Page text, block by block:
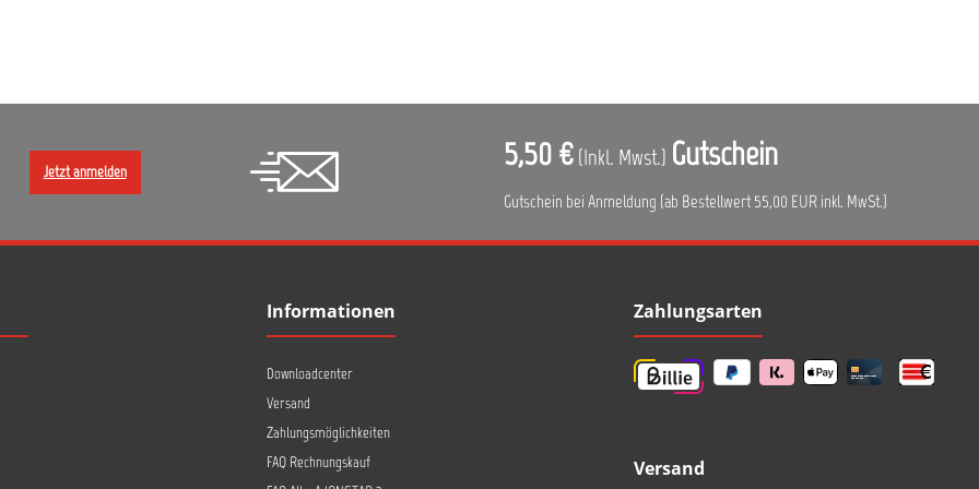
Jetzt anmelden 5,50 € (Inkl. Mwst.) Gutschein
Gutschein bei Anmeldung (ab Bestellwert 55,00 EUR inkl. MwSt.)
Informationen
Downloadcenter
Versand
Zahlungsmöglichkeiten
FAQ Rechnungskauf
Zahlungsarten
Versand